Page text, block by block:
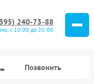
240-73-88
с 10:00 до 20:00
Позвонить